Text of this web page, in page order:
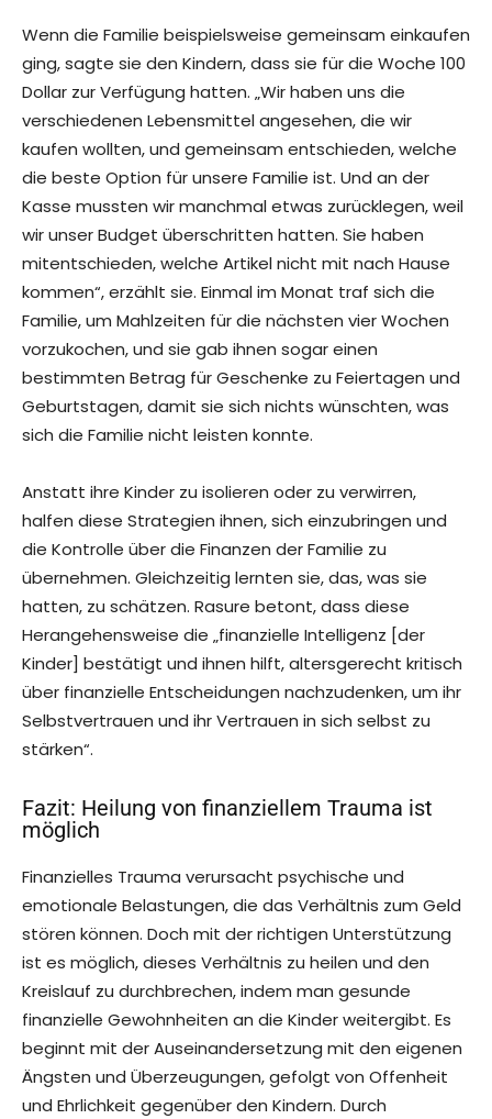
Wenn die Familie beispielsweise gemeinsam einkaufen
ging, sagte sie den Kindern, dass sie für die Woche 100
Dollar zur Verfügung hatten. „Wir haben uns die
verschiedenen Lebensmittel angesehen, die wir
kaufen wollten, und gemeinsam entschieden, welche
die beste Option für unsere Familie ist. Und an der
Kasse mussten wir manchmal etwas zurücklegen, weil
wir unser Budget überschritten hatten. Sie haben
mitentschieden, welche Artikel nicht mit nach Hause
kommen“, erzählt sie. Einmal im Monat traf sich die
Familie, um Mahlzeiten für die nächsten vier Wochen
vorzukochen, und sie gab ihnen sogar einen
bestimmten Betrag für Geschenke zu Feiertagen und
Geburtstagen, damit sie sich nichts wünschten, was
sich die Familie nicht leisten konnte.
Anstatt ihre Kinder zu isolieren oder zu verwirren,
halfen diese Strategien ihnen, sich einzubringen und
die Kontrolle über die Finanzen der Familie zu
übernehmen. Gleichzeitig lernten sie, das, was sie
hatten, zu schätzen. Rasure betont, dass diese
Herangehensweise die „finanzielle Intelligenz [der
Kinder] bestätigt und ihnen hilft, altersgerecht kritisch
über finanzielle Entscheidungen nachzudenken, um ihr
Selbstvertrauen und ihr Vertrauen in sich selbst zu
stärken“.
Fazit: Heilung von finanziellem Trauma ist
möglich
Finanzielles Trauma verursacht psychische und
emotionale Belastungen, die das Verhältnis zum Geld
stören können. Doch mit der richtigen Unterstützung
ist es möglich, dieses Verhältnis zu heilen und den
Kreislauf zu durchbrechen, indem man gesunde
finanzielle Gewohnheiten an die Kinder weitergibt. Es
beginnt mit der Auseinandersetzung mit den eigenen
Ängsten und Überzeugungen, gefolgt von Offenheit
und Ehrlichkeit gegenüber den Kindern. Durch